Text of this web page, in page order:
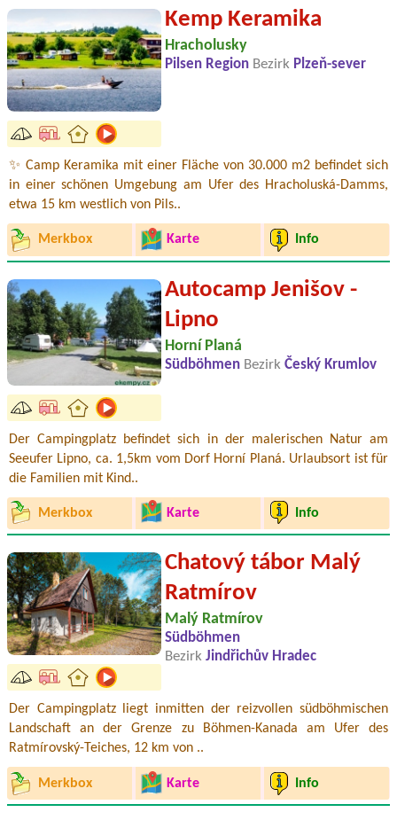
Kemp Keramika
Hracholusky
Pilsen Region Bezirk Plzeň-sever
✨ Camp Keramika mit einer Fläche von 30.000 m2 befindet sich
in einer schönen Umgebung am Ufer des Hracholuská-Damms,
etwa 15 km westlich von Pils..
Merkbox Karte Info
Autocamp Jenišov -
Lipno
Horní Planá
Südböhmen Bezirk Český Krumlov
Der Campingplatz befindet sich in der malerischen Natur am
Seeufer Lipno, ca. 1,5km vom Dorf Horní Planá. Urlaubsort ist für
die Familien mit Kind..
Merkbox Karte Info
Chatový tábor Malý
Ratmírov
Malý Ratmírov
Südböhmen
Bezirk Jindřichův Hradec
Der Campingplatz liegt inmitten der reizvollen südböhmischen
Landschaft an der Grenze zu Böhmen-Kanada am Ufer des
Ratmírovský-Teiches, 12 km von ..
Merkbox Karte Info